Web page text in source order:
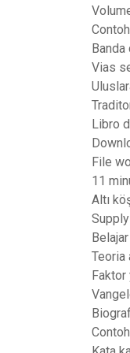
Vias
Libro
File
11
Altı
Teoria
Faktor